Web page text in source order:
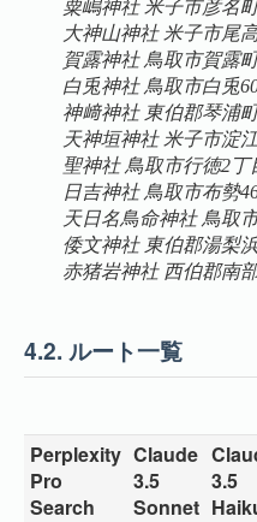
粟嶋神社 米子市彦名
大神山神社 米子市尾
賀露神社 鳥取市賀露
白兎神社 鳥取市白兎
神﨑神社 東伯郡琴浦
天神垣神社 米子市淀
聖神社 鳥取市行徳2丁
日吉神社 鳥取市布勢
天日名鳥命神社 鳥取
倭文神社 東伯郡湯梨
赤猪岩神社 西伯郡南
4.2. ルート一覧
Perplexity
Pro
Search
Claude
3.5
Sonnet
3.5